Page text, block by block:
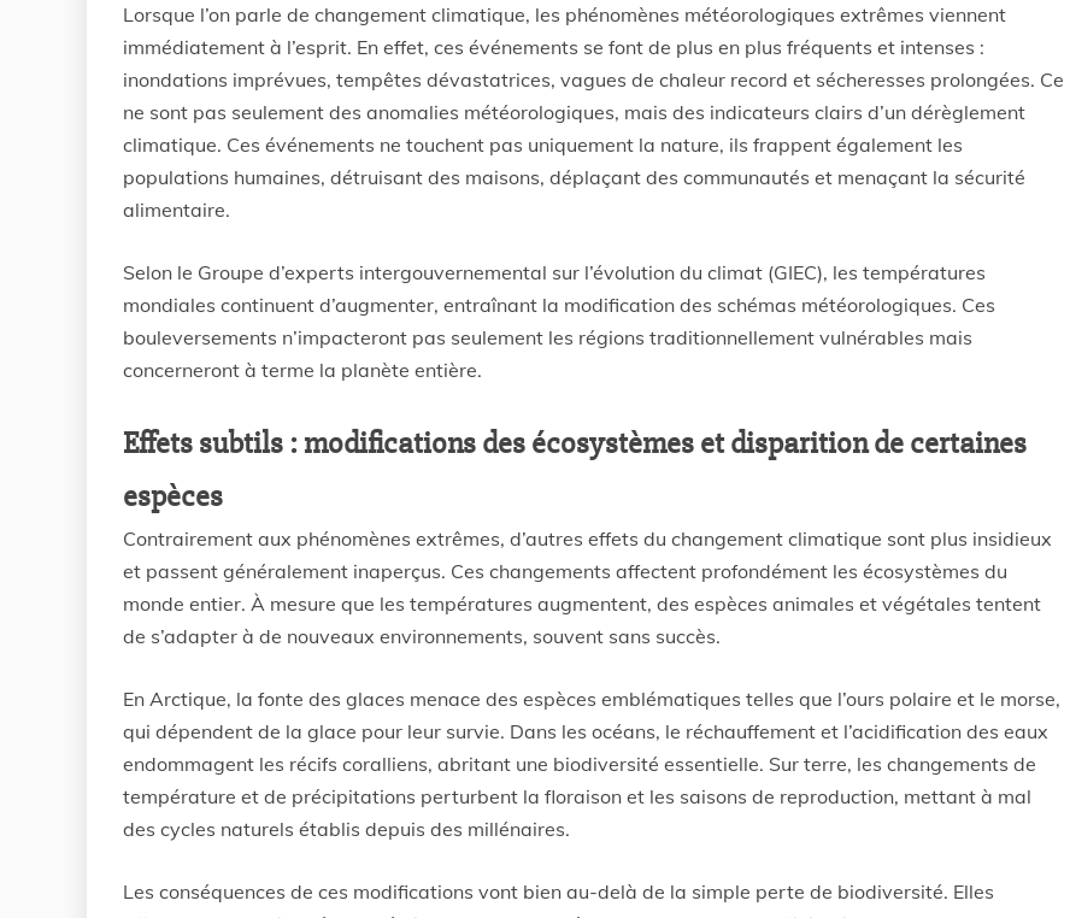
Lorsque l’on parle de changement climatique, les phénomènes météorologiques extrêmes viennent
immédiatement à l’esprit. En effet, ces événements se font de plus en plus fréquents et intenses :
inondations imprévues, tempêtes dévastatrices, vagues de chaleur record et sécheresses prolongées. Ce
ne sont pas seulement des anomalies météorologiques, mais des indicateurs clairs d’un dérèglement
climatique. Ces événements ne touchent pas uniquement la nature, ils frappent également les
populations humaines, détruisant des maisons, déplaçant des communautés et menaçant la sécurité
alimentaire.
Selon le Groupe d’experts intergouvernemental sur l’évolution du climat (GIEC), les températures
mondiales continuent d’augmenter, entraînant la modification des schémas météorologiques. Ces
bouleversements n’impacteront pas seulement les régions traditionnellement vulnérables mais
concerneront à terme la planète entière.
Effets subtils : modifications des écosystèmes et disparition de certaines
espèces
Contrairement aux phénomènes extrêmes, d’autres effets du changement climatique sont plus insidieux
et passent généralement inaperçus. Ces changements affectent profondément les écosystèmes du
monde entier. À mesure que les températures augmentent, des espèces animales et végétales tentent
de s’adapter à de nouveaux environnements, souvent sans succès.
En Arctique, la fonte des glaces menace des espèces emblématiques telles que l’ours polaire et le morse,
qui dépendent de la glace pour leur survie. Dans les océans, le réchauffement et l’acidification des eaux
endommagent les récifs coralliens, abritant une biodiversité essentielle. Sur terre, les changements de
température et de précipitations perturbent la floraison et les saisons de reproduction, mettant à mal
des cycles naturels établis depuis des millénaires.
Les conséquences de ces modifications vont bien au-delà de la simple perte de biodiversité. Elles